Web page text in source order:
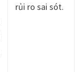
rủi ro sai sót.